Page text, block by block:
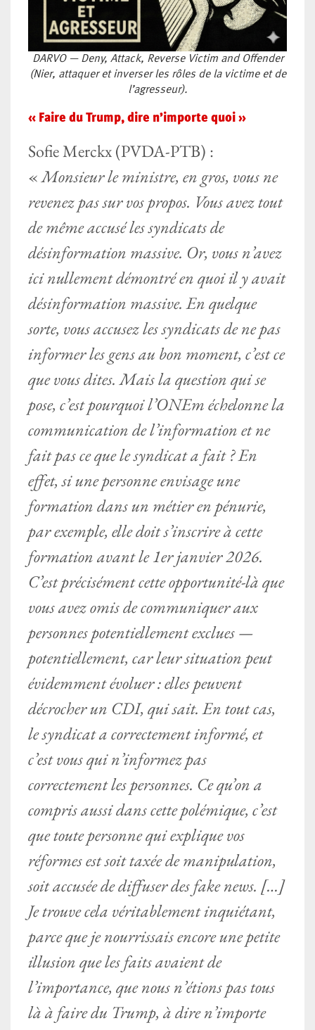
DARVO — Deny, Attack, Reverse Victim and Offender
(Nier, attaquer et inverser les rôles de la victime et de
l’agresseur).
« Faire du Trump, dire n’importe quoi »
Sofie Merckx (PVDA-PTB) :
«Monsieur le ministre, en gros, vous ne
revenez pas sur vos propos. Vous avez tout
de même accusé les syndicats de
désinformation massive. Or, vous n’avez
ici nullement démontré en quoi il y avait
désinformation massive. En quelque
sorte, vous accusez les syndicats de ne pas
informer les gens au bon moment, c’est ce
que vous dites. Mais la question qui se
pose, c’est pourquoi l’ONEm échelonne la
communication de l’information et ne
fait pas ce que le syndicat a fait ? En
effet, si une personne envisage une
formation dans un métier en pénurie,
par exemple, elle doit s’inscrire à cette
formation avant le 1er janvier 2026.
C’est précisément cette opportunité-là que
vous avez omis de communiquer aux
personnes potentiellement exclues —
potentiellement, car leur situation peut
évidemment évoluer : elles peuvent
décrocher un CDI, qui sait. En tout cas,
le syndicat a correctement informé, et
c’est vous qui n’informez pas
correctement les personnes. Ce qu’on a
compris aussi dans cette polémique, c’est
que toute personne qui explique vos
réformes est soit taxée de manipulation,
soit accusée de diffuser des fake news. […]
Je trouve cela véritablement inquiétant,
parce que je nourrissais encore une petite
illusion que les faits avaient de
l’importance, que nous n’étions pas tous
là à faire du Trump, à dire n’importe